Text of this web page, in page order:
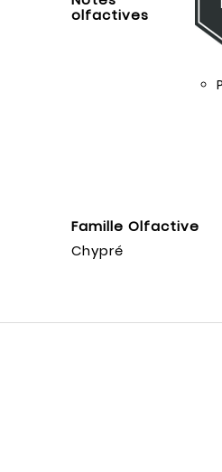
olfactives
Famille Olfactive
Chypré